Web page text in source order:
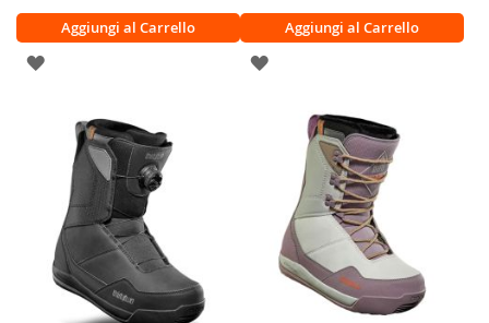
Aggiungi al Carrello
AGGIUNGI
LISTA
DESIDERI
Aggiungi al Carrello
AGGIUNGI
LISTA
DESIDERI